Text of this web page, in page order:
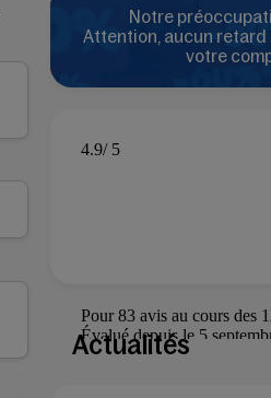
Notre
Attention, aucun retard
votre
Actualités